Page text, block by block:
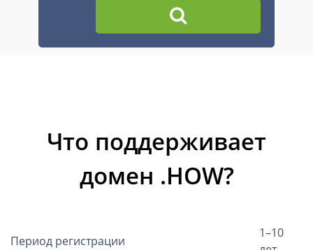
Что поддерживает
домен .HOW?
Период регистрации
1–10